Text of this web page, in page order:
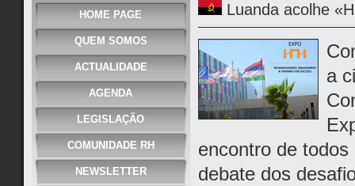
HOME PAGE
QUEM SOMOS
ACTUALIDADE
AGENDA
LEGISLAÇÃO
COMUNIDADE RH
NEWSLETTER
Luanda acolhe
a
encontro de
debate dos